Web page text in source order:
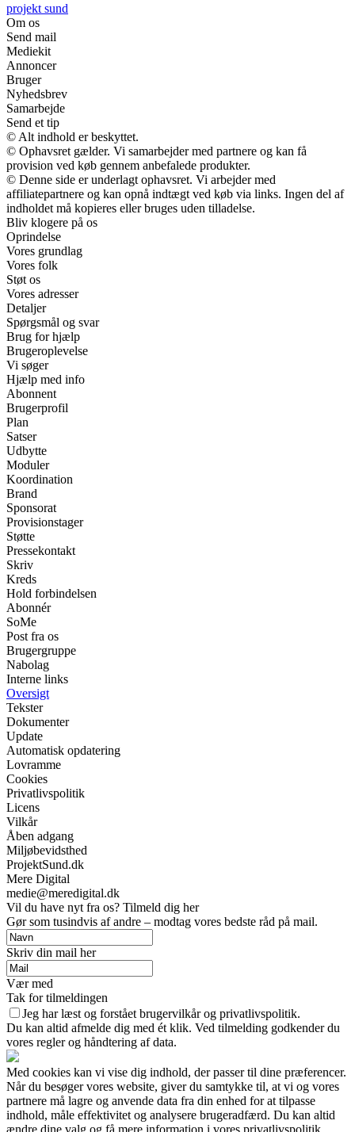
projekt sund
Om os
Send mail
Mediekit
Annoncer
Bruger
Nyhedsbrev
Samarbejde
Send et tip
© Alt indhold er beskyttet.
© Ophavsret gælder. Vi samarbejder med partnere og kan få
provision ved køb gennem anbefalede produkter.
© Denne side er underlagt ophavsret. Vi arbejder med
affiliatepartnere og kan opnå indtægt ved køb via links. Ingen del af
indholdet må kopieres eller bruges uden tilladelse.
Bliv klogere på os
Oprindelse
Vores grundlag
Vores folk
Støt os
Vores adresser
Detaljer
Spørgsmål og svar
Brug for hjælp
Brugeroplevelse
Vi søger
Hjælp med info
Abonnent
Brugerprofil
Plan
Satser
Udbytte
Moduler
Koordination
Brand
Sponsorat
Provisionstager
Støtte
Pressekontakt
Skriv
Kreds
Hold forbindelsen
Abonnér
SoMe
Post fra os
Brugergruppe
Nabolag
Interne links
Oversigt
Tekster
Dokumenter
Update
Automatisk opdatering
Lovramme
Cookies
Privatlivspolitik
Licens
Vilkår
Åben adgang
Miljøbevidsthed
ProjektSund.dk
Mere Digital
medie@meredigital.dk
Vil du have nyt fra os? Tilmeld dig her
Gør som tusindvis af andre – modtag vores bedste råd på mail.
Skriv din mail her
Vær med
Tak for tilmeldingen
Jeg har læst og forstået brugervilkår og privatlivspolitik.
Du kan altid afmelde dig med ét klik. Ved tilmelding godkender du
vores regler og håndtering af data.
Med cookies kan vi vise dig indhold, der passer til dine præferencer.
Når du besøger vores website, giver du samtykke til, at vi og vores
partnere må lagre og anvende data fra din enhed for at tilpasse
indhold, måle effektivitet og analysere brugeradfærd. Du kan altid
ændre dine valg og få mere information i vores privatlivspolitik